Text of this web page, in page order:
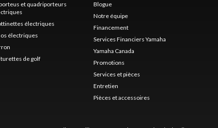
et quadriporteurs
électriques
électriques
de golf
Blogue
Notre équipe
Financement
Services Financiers Yamaha
Yamaha Canada
Promotions
Services et pièces
Entretien
Pièces et accessoires